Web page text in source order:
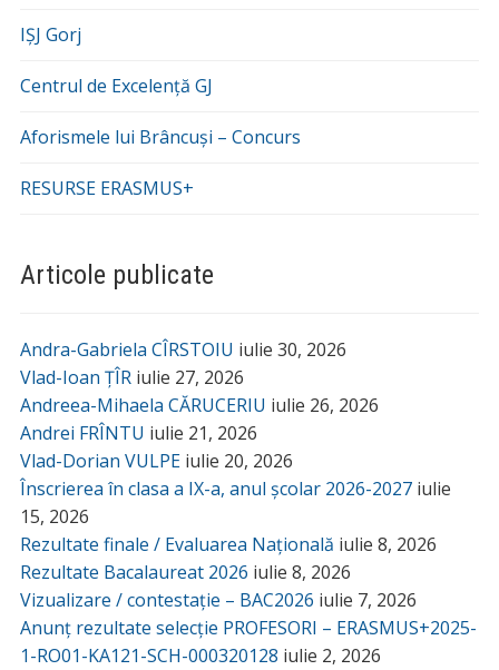
IȘJ Gorj
Centrul de Excelență GJ
Aforismele lui Brâncuși – Concurs
RESURSE ERASMUS+
Articole publicate
Andra-Gabriela CÎRSTOIU iulie 30, 2026
Vlad-Ioan ȚÎR iulie 27, 2026
Andreea-Mihaela CĂRUCERIU iulie 26, 2026
Andrei FRÎNTU iulie 21, 2026
Vlad-Dorian VULPE iulie 20, 2026
Înscrierea în clasa a IX-a, anul școlar 2026-2027 iulie
15, 2026
Rezultate finale / Evaluarea Națională iulie 8, 2026
Rezultate Bacalaureat 2026 iulie 8, 2026
Vizualizare / contestație – BAC2026 iulie 7, 2026
Anunț rezultate selecție PROFESORI – ERASMUS+2025-
1-RO01-KA121-SCH-000320128 iulie 2, 2026